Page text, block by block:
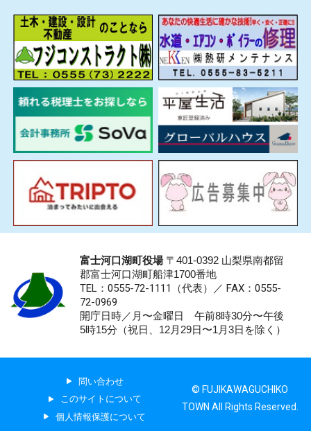
富士河口湖町役場〒401-0392 山梨県南都留
郡富士河口湖町船津1700番地
TEL：0555-72-1111 （代表）／ FAX：0555-
72-0969
開庁日時／月〜金曜日 午前8時30分〜午後
5時15分（祝日、12月29日〜1月3日を除く）
問い合わせ
このサイトについて
個人情報保護について
© FUJIKAWAGUCHIKO
TOWN All Rights Reserved.